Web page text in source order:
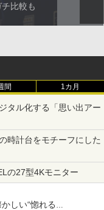
比較も
間 1カ月
タル化する「思い出アー
時計台をモチーフにした
の27型4Kモニター
しい“惚れる